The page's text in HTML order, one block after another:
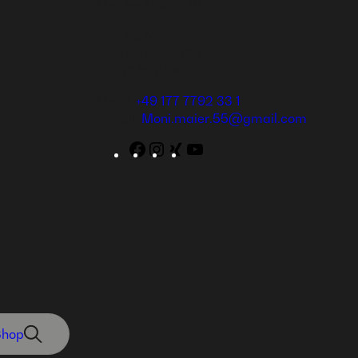
+49 177 7792 33 1
Moni.maier.55@gmail.com
Facebook
Instagram
WordPress